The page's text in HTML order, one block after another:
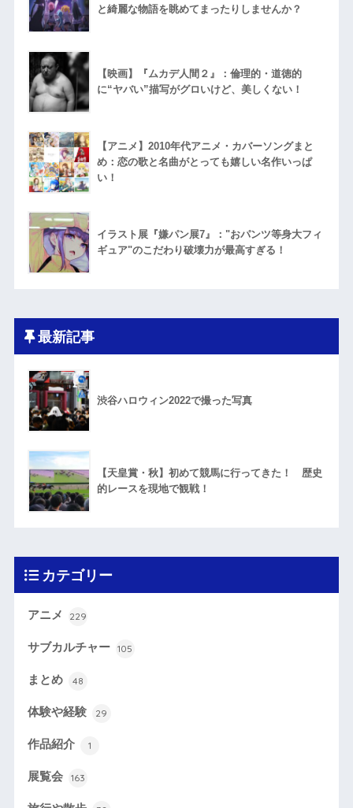
と綺麗な物語を眺めてまったりしませんか？
【映画】『ムカデ人間２』：倫理的・道徳的
に“ヤバい”描写がグロいけど、美しくない！
【アニメ】2010年代アニメ・カバーソングまと
め：恋の歌と名曲がとっても嬉しい名作いっぱ
い！
イラスト展『嫌パン展7』："おパンツ等身大フィ
ギュア"のこだわり破壊力が最高すぎる！
最新記事
渋谷ハロウィン2022で撮った写真
【天皇賞・秋】初めて競馬に行ってきた！ 歴史
的レースを現地で観戦！
カテゴリー
アニメ 229
サブカルチャー 105
まとめ 48
体験や経験 29
作品紹介 1
展覧会 163